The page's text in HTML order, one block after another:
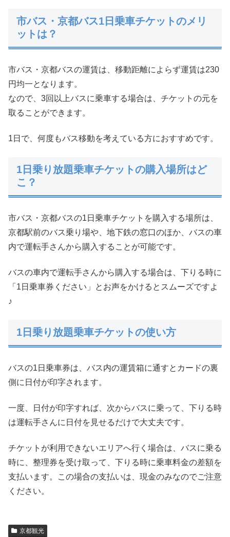
市バス・京都バス1日乗車チケットのメリ
ットは？
市バス・京都バスの運賃は、移動距離によらず運賃は230
円均一となります。
なので、3回以上バスに乗車する場合は、チケットの元を
取ることができます。
1日で、何度もバス移動を考えている方におすすめです。
1日乗り放題乗車チケットの購入場所はど
こ？
市バス・京都バスの1日乗車チケットを購入する場所は、
京都駅前のバス乗り場や、地下鉄の窓口のほか、バスの車
内で運転手さんから購入することが可能です。
バスの車内で運転手さんから購入する場合は、下りる時に
「1日乗車券ください」とお声をかけるとスムーズですよ
♪
1日乗り放題乗車チケットの使い方
バスの1日乗車券は、バス内の運賃箱に通すとカードの裏
側に日付が印字されます。
一度、日付が印字すれば、次からバスに乗って、下りる時
は運転手さんに日付を見せるだけで大丈夫です。
チケットが利用できないエリアへ行く場合は、バスに乗る
時に、整理券を受け取って、下りる時に乗車料金の差額を
支払います。この場合の支払いは、現金のみなのでご注意
ください。
京都観光